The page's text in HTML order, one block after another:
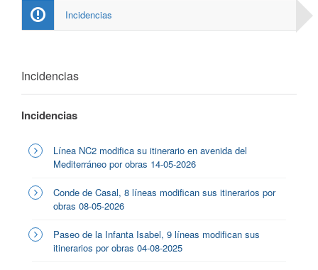
Incidencias
Incidencias
Incidencias
Línea NC2 modifica su itinerario en avenida del
Mediterráneo por obras 14-05-2026
Conde de Casal, 8 líneas modifican sus itinerarios por
obras 08-05-2026
Paseo de la Infanta Isabel, 9 líneas modifican sus
itinerarios por obras 04-08-2025